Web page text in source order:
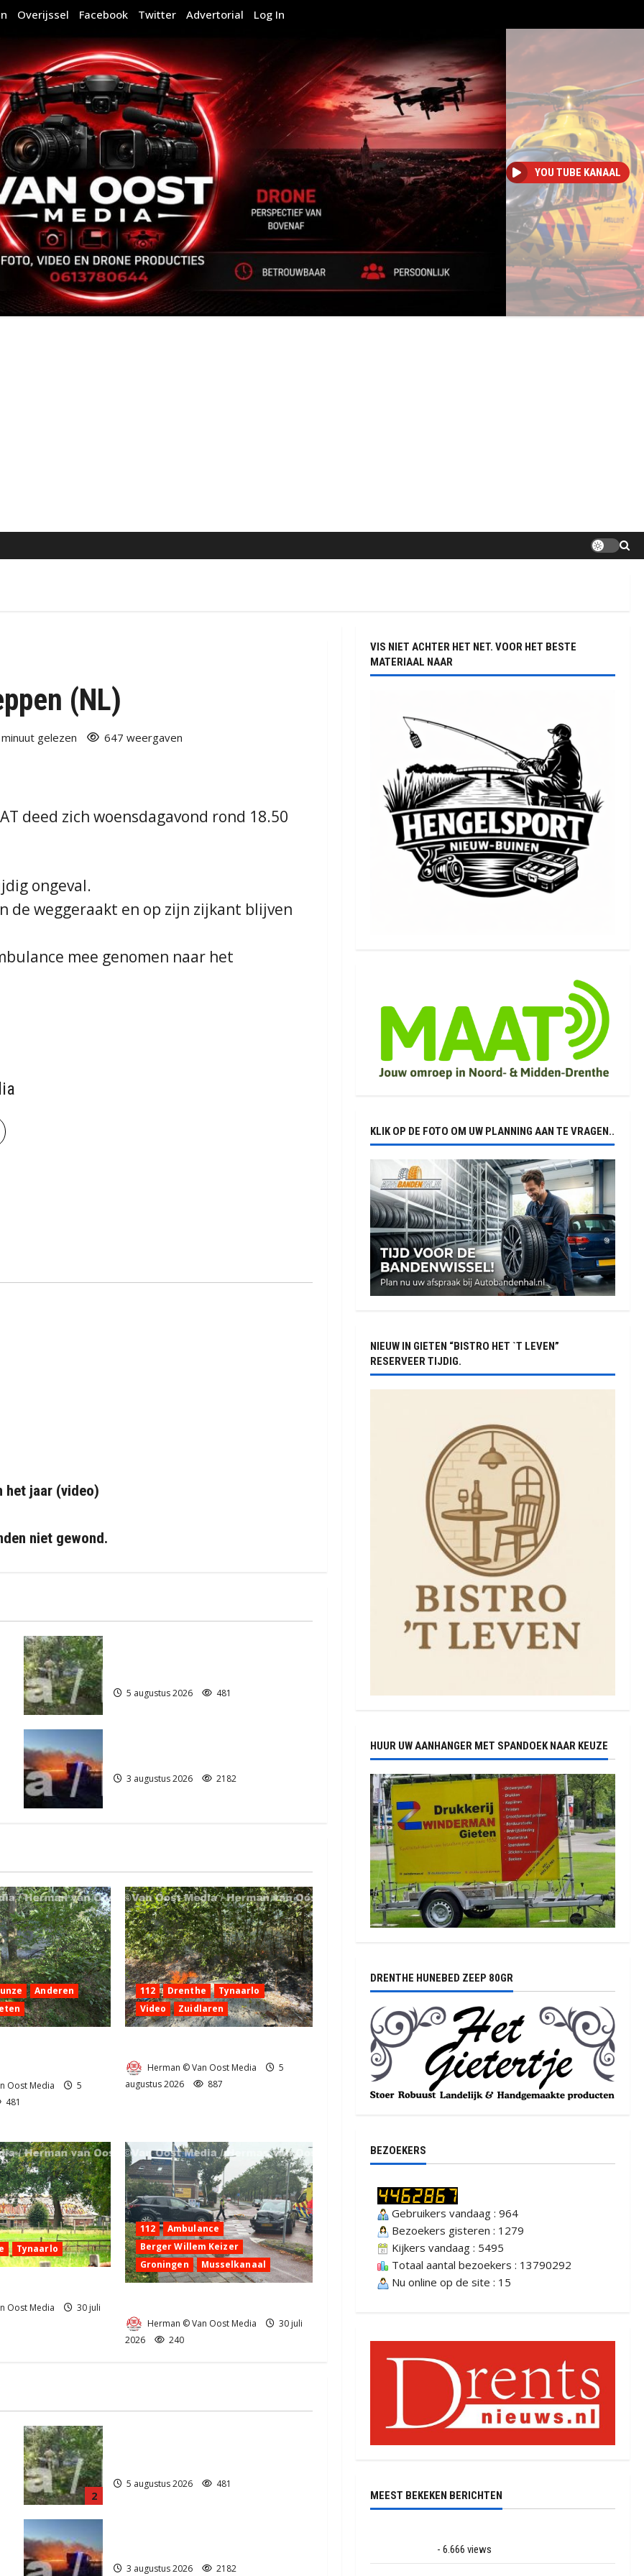
Overijssel Facebook Twitter Advertorial Log In
YOU TUBE KANAAL
(NL)
gelezen 647 weergaven
deed zich woensdagavond rond 18.50
ongeval.
de weggeraakt en op zijn zijkant blijven
mee genomen naar het
het jaar (video)
niet gewond.
5 augustus 2026 481
3 augustus 2026 2182
Anderen
Oost Media
5
481
112 Drenthe
Tynaarlo
Video
Zuidlaren
Herman © Van Oost Media
5
augustus 2026
887
Tynaarlo
Oost Media
30 juli
112
Ambulance
Berger Willem Keizer
Groningen
Musselkanaal
Herman © Van Oost Media
30 juli
2026
240
2
5 augustus 2026 481
3 augustus 2026 2182
VIS NIET ACHTER HET NET. VOOR HET BESTE
MATERIAAL NAAR
KLIK OP DE FOTO OM UW PLANNING AAN TE VRAGEN..
NIEUW IN GIETEN “BISTRO HET `T LEVEN”
RESERVEER TIJDIG.
HUUR UW AANHANGER MET SPANDOEK NAAR KEUZE
DRENTHE HUNEBED ZEEP 80GR
BEZOEKERS
Gebruikers vandaag : 964
Bezoekers gisteren : 1279
Kijkers vandaag : 5495
Totaal aantal bezoekers : 13790292
Nu online op de site : 15
MEEST BEKEKEN BERICHTEN
- 6.666 views